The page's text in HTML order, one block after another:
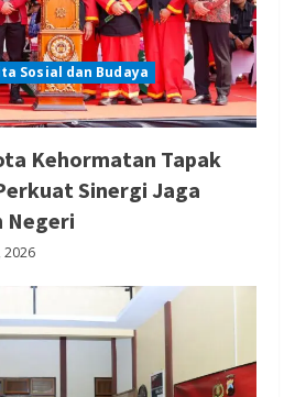
Sosial dan Budaya
Kehormatan Tapak
Sinergi Jaga
Negeri
2026